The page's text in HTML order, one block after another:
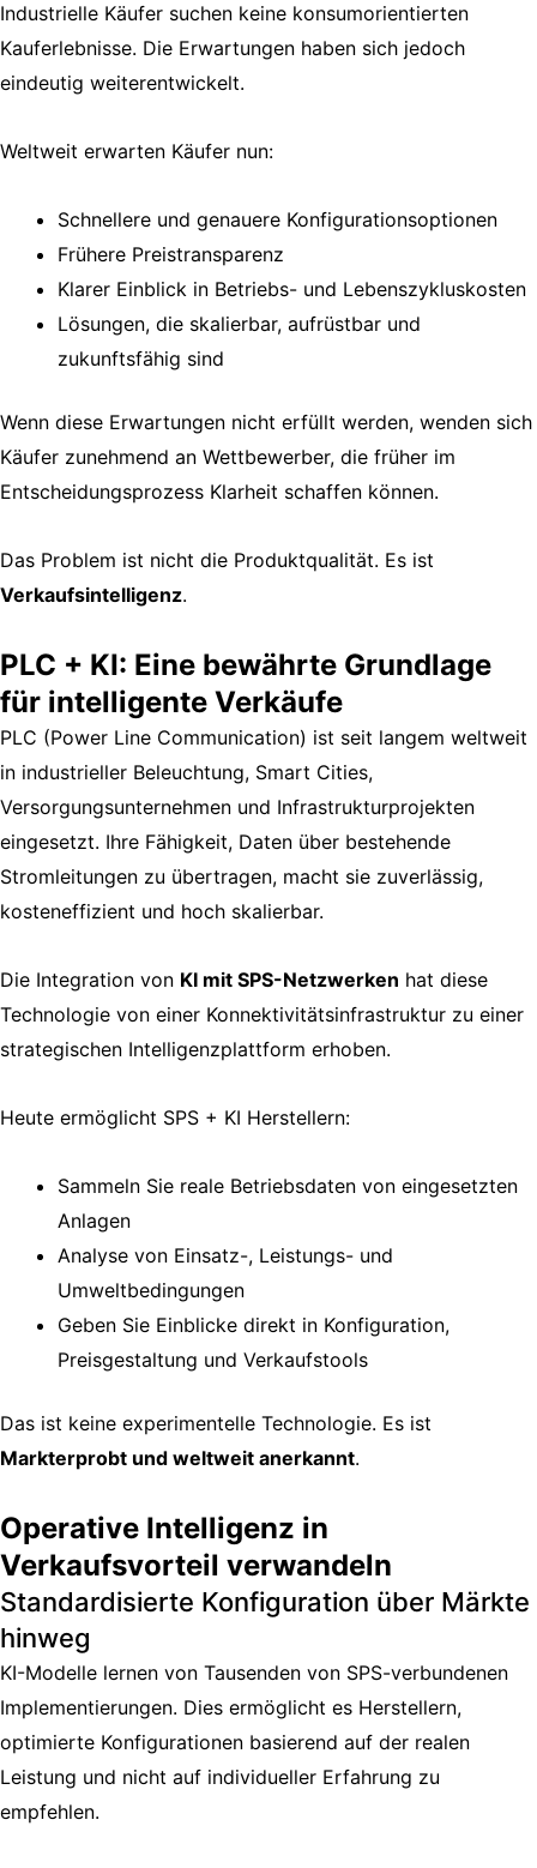
Industrielle Käufer suchen keine konsumorientierten
Kauferlebnisse. Die Erwartungen haben sich jedoch
eindeutig weiterentwickelt.
Weltweit erwarten Käufer nun:
Schnellere und genauere Konfigurationsoptionen
Frühere Preistransparenz
Klarer Einblick in Betriebs- und Lebenszykluskosten
Lösungen, die skalierbar, aufrüstbar und
zukunftsfähig sind
Wenn diese Erwartungen nicht erfüllt werden, wenden sich
Käufer zunehmend an Wettbewerber, die früher im
Entscheidungsprozess Klarheit schaffen können.
Das Problem ist nicht die Produktqualität. Es ist
Verkaufsintelligenz.
PLC + KI: Eine bewährte Grundlage
für intelligente Verkäufe
PLC (Power Line Communication) ist seit langem weltweit
in industrieller Beleuchtung, Smart Cities,
Versorgungsunternehmen und Infrastrukturprojekten
eingesetzt. Ihre Fähigkeit, Daten über bestehende
Stromleitungen zu übertragen, macht sie zuverlässig,
kosteneffizient und hoch skalierbar.
Die Integration von KI mit SPS-Netzwerken hat diese
Technologie von einer Konnektivitätsinfrastruktur zu einer
strategischen Intelligenzplattform erhoben.
Heute ermöglicht SPS + KI Herstellern:
Sammeln Sie reale Betriebsdaten von eingesetzten
Anlagen
Analyse von Einsatz-, Leistungs- und
Umweltbedingungen
Geben Sie Einblicke direkt in Konfiguration,
Preisgestaltung und Verkaufstools
Das ist keine experimentelle Technologie. Es ist
Markterprobt und weltweit anerkannt.
Operative Intelligenz in
Verkaufsvorteil verwandeln
Standardisierte Konfiguration über Märkte
hinweg
KI-Modelle lernen von Tausenden von SPS-verbundenen
Implementierungen. Dies ermöglicht es Herstellern,
optimierte Konfigurationen basierend auf der realen
Leistung und nicht auf individueller Erfahrung zu
empfehlen.